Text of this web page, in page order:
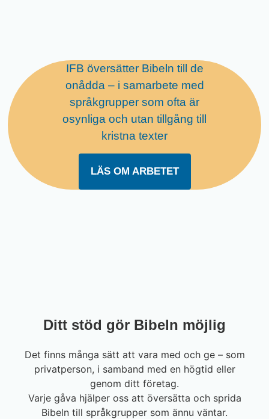
IFB översätter Bibeln till de
onådda – i samarbete med
språkgrupper som ofta är
osynliga och utan tillgång till
kristna texter
LÄS OM ARBETET
Ditt stöd gör Bibeln möjlig
Det finns många sätt att vara med och ge – som
privatperson, i samband med en högtid eller
genom ditt företag.
Varje gåva hjälper oss att översätta och sprida
Bibeln till språkgrupper som ännu väntar.